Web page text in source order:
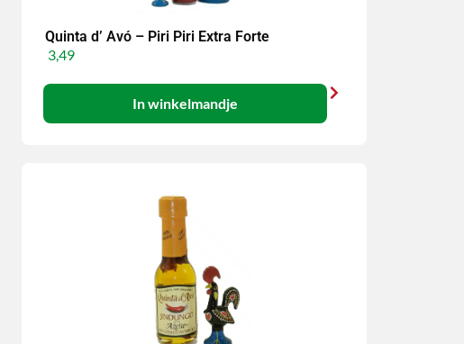
Quinta d’ Avó – Piri Piri Extra Forte
3,49
In winkelmandje